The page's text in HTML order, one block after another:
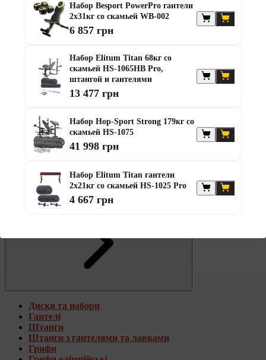
Диски та набори
Гантелі
Штанги з гантелями
Штанги з гантелями та лавками
Грифи
Тренувальні лавки
Стійки для грифів та дисків
Стійки для жиму лежачи
Штанги с прямым грифом
Жилеты утяжелители
Штанги с гантелями
Диски та набори
Гантелі
Штанги
Штанги з гантелями та лавками
Грифи
Набор Besport PowerPro гантели
2х31кг со скамьей WB-002
6 857 грн
Набор Elitum Titan 68кг со
скамьей HS-1065HB Pro,
штангой и гантелями
13 477 грн
Набор Hop-Sport Strong 179кг со
скамьей HS-1075
41 998 грн
Набор Elitum Titan гантели
2х21кг со скамьей HS-1025 Pro
4 667 грн